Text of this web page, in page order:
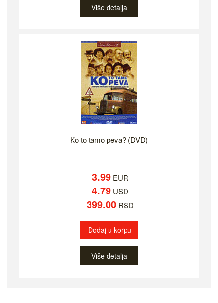
Više detalja
Ko to tamo peva? (DVD)
3.99 EUR
4.79 USD
399.00 RSD
Dodaj u korpu
Više detalja